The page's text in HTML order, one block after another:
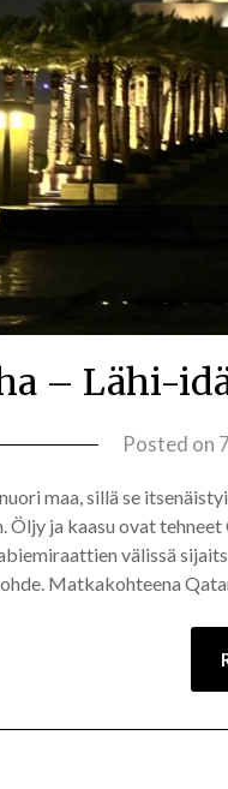
– Lähi-
Posted on
maa, sillä se
Öljy ja kaasu ovat
välissä
Matkakohteena